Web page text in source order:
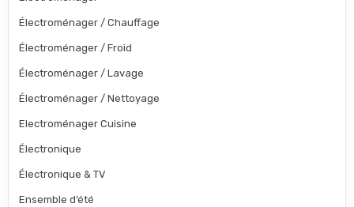
Électroménager / Chauffage
Électroménager / Froid
Électroménager / Lavage
Électroménager / Nettoyage
Electroménager Cuisine
Électronique
Électronique & TV
Ensemble d’été